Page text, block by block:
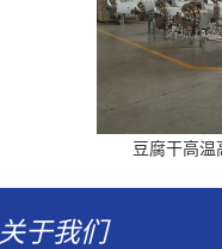
豆腐干高温
关于我们